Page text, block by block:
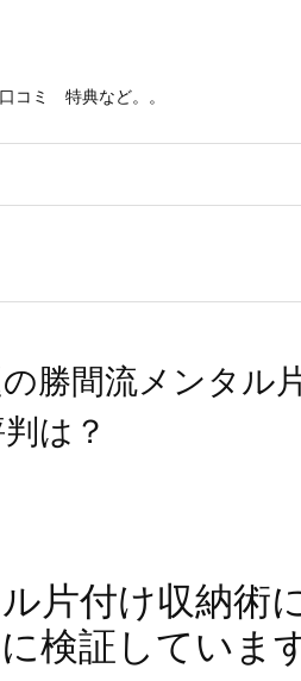
ミ 特典など。。
の勝間流メンタ
は？
片付け収納術
検証していま